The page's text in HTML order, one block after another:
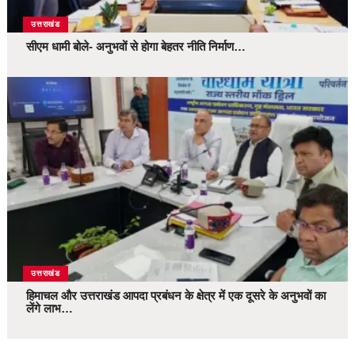
उत्तराखंड
सीएम धामी बोले- अनुभवों से होगा बेहतर नीति निर्माण…
उत्तराखंड
हिमाचल और उत्तराखंड आपदा प्रबंधन के क्षेत्र में एक दूसरे के अनुभवों का
लेंगे लाभ…